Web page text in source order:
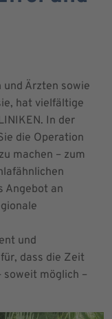
und Ärzten sowie
hat vielfältige
In der
die Operation
machen – zum
Angebot an
und
dass die Zeit
soweit möglich –